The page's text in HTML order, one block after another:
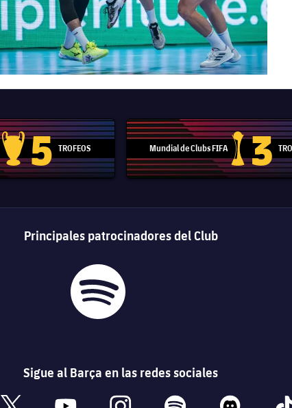
Trofeo de la Liga de Campeones
5 TROFEOS Mundial de Clubs FIFA
Trofeo del
3
Principales patrocinadores del Club
Sigue al Barça en las redes sociales
x youtube instagram spotify discord